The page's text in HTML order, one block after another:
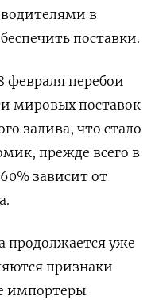
в
поставки.
февраля перебои
мировых поставок
залива, что стало
прежде всего в
зависит от
продолжается уже
признаки
импортеры